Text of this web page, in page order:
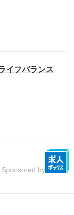
イフバランス
Sponsored by